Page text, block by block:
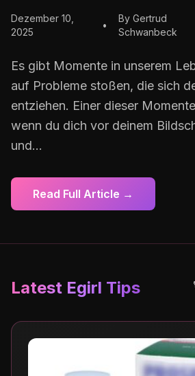
Dezember 10,
2025
•
By Gertrud
Schwanbeck
Es gibt Momente in unserem
auf Probleme stoßen, die sich
entziehen. Einer dieser
wenn du dich vor deinem
und...
Read Full Article →
Latest Egirl Tips